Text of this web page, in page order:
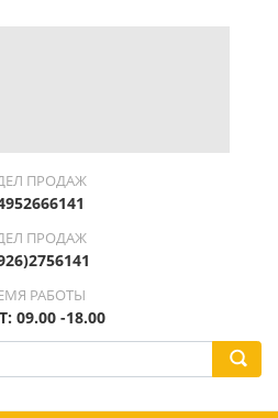
ПРОДАЖ
ПРОДАЖ
РАБОТЫ
09.00 -18.00